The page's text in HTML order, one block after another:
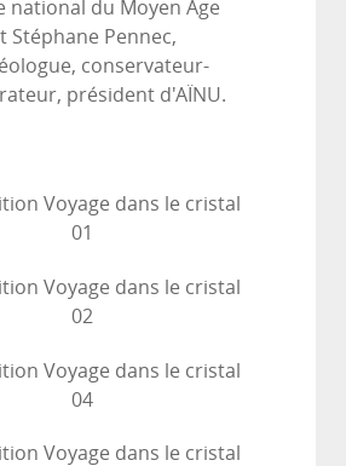
national du Moyen Âge
Stéphane Pennec,
conservateur-
président d'AÏNU.